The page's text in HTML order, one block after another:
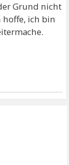
Grund nicht
ich bin